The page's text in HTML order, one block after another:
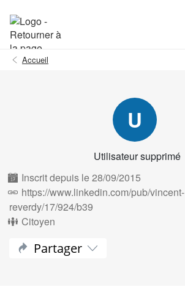
Accueil
U
Utilisateur supprimé
Inscrit depuis le 28/09/2015
https://www.linkedin.com/pub/vincent-
reverdy/17/924/b39
Citoyen
Partager